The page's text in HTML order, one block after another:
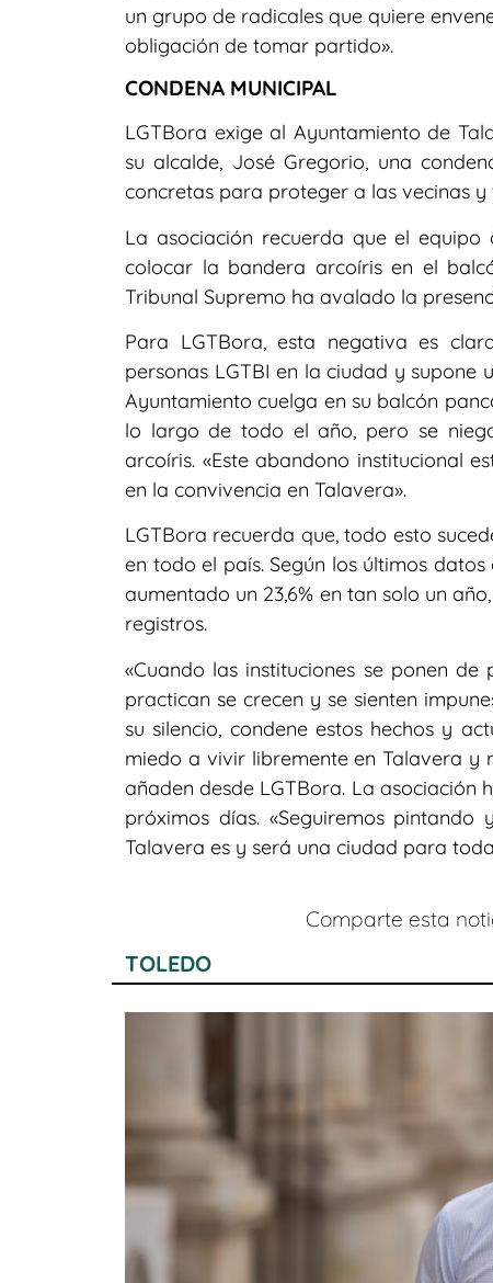
un grupo de radicales que quiere
obligación de tomar partido».
CONDENA MUNICIPAL
LGTBora exige al Ayuntamiento de
su alcalde, José Gregorio, una
concretas para proteger a las vecinas
La asociación recuerda que el
colocar la bandera arcoíris en el
Tribunal Supremo ha avalado la
Para LGTBora, esta negativa es
personas LGTBI en la ciudad y
Ayuntamiento cuelga en su balcón
lo largo de todo el año, pero se
arcoíris. «Este abandono institucional
en la convivencia en Talavera».
LGTBora recuerda que, todo esto
en todo el país. Según los últimos
aumentado un 23,6% en tan solo un
registros.
«Cuando las instituciones se ponen
practican se crecen y se sienten
su silencio, condene estos hechos y
miedo a vivir libremente en Talavera y
añaden desde LGTBora. La
próximos días. «Seguiremos
Talavera es y será una ciudad para
Comparte esta
TOLEDO